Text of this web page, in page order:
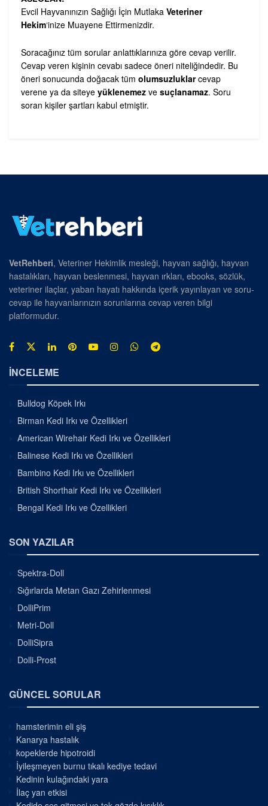
Evcil Hayvanınızın Sağlığı İçin Mutlaka Veteriner
Hekim‘inize Muayene Ettirmenizdir.
Soracağınız tüm sorular anlattıklarınıza göre cevap verilir.
Cevap veren kişinin cevabı sadece öneri niteliğindedir. Bu
öneri sonucunda doğacak tüm olumsuzluklarcevap
verene ya da siteye yüklenemez ve suçlanamaz. Soru
soran kişiler şartları kabul etmiştir.
VetRehberi, Veteriner Hekimlik mesleği, hayvan sağlığı, hayvan
hastalıkları, hayvan beslenmesi, hayvan ırkları, ebooks, sözlük,
veteriner ilaçlar, yaban hayatı hakkında içerik yayınlayan ve soru-
cevap ile hayvanlarınızın sorunlarına cevap veren bilgi
platformudur.
İNCELEME
Bulldog Köpek Irkı
Birman Kedi Irkı ve Özellikleri
American Wirehair Kedi Irkı ve Özellikleri
Balinese Kedi Irkı ve Özellikleri
Bambino Kedi Irkı ve Özellikleri
British Shorthair Kedi Irkı ve Özellikleri
Bengal Kedi Irkı ve Özellikleri
SON YAZILAR
Spektra-Doll
Sığırlarda Metan Gazı Zehirlenmesi
DolliPrim
Metri-Doll
DolliSipra
Dolli-Prost
GÜNCEL SORULAR
hamsterimin eli şiş
Kanarya hastalık
kopeklerde hipotroidi
İyileşmeyen burnu tıkalı kediye tedavi
Kedinin kulağındaki yara
İlaç yan etkisi